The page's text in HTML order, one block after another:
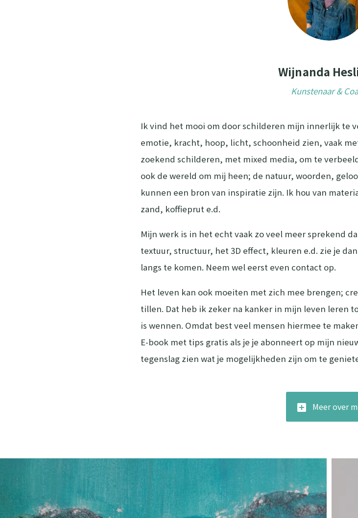
Wijnanda
Kunstenaar &
Ik vind het mooi om door schilderen mijn innerlijk te
emotie, kracht, hoop, licht, schoonheid zien, vaak
zoekend schilderen, met mixed media, om te
ook de wereld om mij heen; de natuur, woorden,
kunnen een bron van inspiratie zijn. Ik hou van
zand, koffieprut e.d.
Mijn werk is in het echt vaak zo veel meer sprekend
textuur, structuur, het 3D effect, kleuren e.d. zie je
langs te komen. Neem wel eerst even contact op.
Het leven kan ook moeiten met zich mee brengen;
tillen. Dat heb ik zeker na kanker in mijn leven leren
is wennen. Omdat best veel mensen hiermee te
E-book met tips gratis als je je abonneert op mijn
tegenslag zien wat je mogelijkheden zijn om te
add_box Meer over